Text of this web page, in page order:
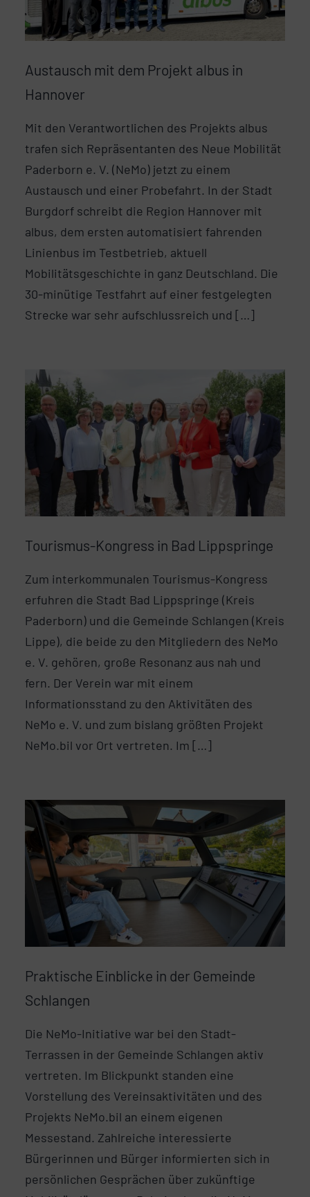
Austausch mit dem Projekt albus in
Hannover
Mit den Verantwortlichen des Projekts albus
trafen sich Repräsentanten des Neue Mobilität
Paderborn e. V. (NeMo) jetzt zu einem
Austausch und einer Probefahrt. In der Stadt
Burgdorf schreibt die Region Hannover mit
albus, dem ersten automatisiert fahrenden
Linienbus im Testbetrieb, aktuell
Mobilitätsgeschichte in ganz Deutschland. Die
30-minütige Testfahrt auf einer festgelegten
Strecke war sehr aufschlussreich und […]
Tourismus-Kongress in Bad Lippspringe
Zum interkommunalen Tourismus-Kongress
erfuhren die Stadt Bad Lippspringe (Kreis
Paderborn) und die Gemeinde Schlangen (Kreis
Lippe), die beide zu den Mitgliedern des NeMo
e. V. gehören, große Resonanz aus nah und
fern. Der Verein war mit einem
Informationsstand zu den Aktivitäten des
NeMo e. V. und zum bislang größten Projekt
NeMo.bil vor Ort vertreten. Im […]
Praktische Einblicke in der Gemeinde
Schlangen
Die NeMo-Initiative war bei den Stadt-
Terrassen in der Gemeinde Schlangen aktiv
vertreten. Im Blickpunkt standen eine
Vorstellung des Vereinsaktivitäten und des
Projekts NeMo.bil an einem eigenen
Messestand. Zahlreiche interessierte
Bürgerinnen und Bürger informierten sich in
persönlichen Gesprächen über zukünftige